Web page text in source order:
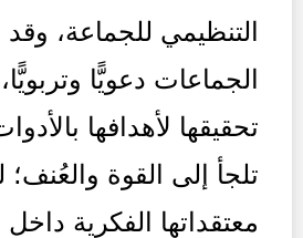
التنظيمي للجماعة، وقد
الجماعات دعويًّا
تحقيقها لأهدافها
تلجأ إلى القوة والعُنف؛
معتقداتها الفكرية داخل